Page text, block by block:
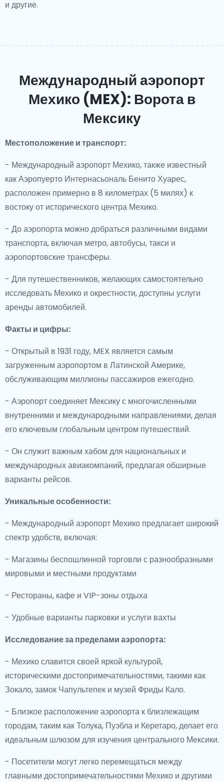
и другие.
Международный аэропорт
Мехико (MEX): Ворота в
Мексику
Местоположение и транспорт:
- Международный аэропорт Мехико, также известный
как Аэропуерто Интернасьональ Бенито Хуарес,
расположен примерно в 8 километрах (5 милях) к
востоку от исторического центра Мехико.
- До аэропорта можно добраться различными видами
транспорта, включая метро, автобусы, такси и
аэропортовские трансферы.
- Для путешественников, желающих самостоятельно
исследовать Мехико и окрестности, доступны услуги
аренды автомобилей.
Факты и цифры:
- Открытый в 1931 году, MEX является самым
загруженным аэропортом в Латинской Америке,
обслуживающим миллионы пассажиров ежегодно.
- Аэропорт соединяет Мексику с многочисленными
внутренними и международными направлениями, делая
его ключевым глобальным центром путешествий.
- Он служит важным хабом для национальных и
международных авиакомпаний, предлагая обширные
варианты рейсов.
Уникальные особенности:
- Международный аэропорт Мехико предлагает широкий
спектр удобств, включая:
- Магазины беспошлинной торговли с разнообразными
мировыми и местными продуктами
- Рестораны, кафе и VIP-зоны отдыха
- Удобные варианты парковки и услуги вахты
Исследование за пределами аэропорта:
- Мехико славится своей яркой культурой,
историческими достопримечательностями, такими как
Зокало, замок Чапультепек и музей Фриды Кало.
- Близкое расположение аэропорта к близлежащим
городам, таким как Толука, Пуэбла и Керетаро, делает его
идеальным шлюзом для изучения центрального Мексики.
- Посетители могут легко перемещаться между
главными достопримечательностями Мехико и другими